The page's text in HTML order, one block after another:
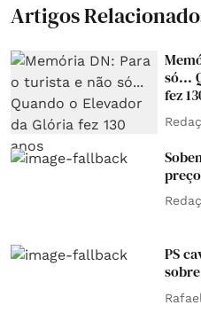
Artigos
só...
fez
PS